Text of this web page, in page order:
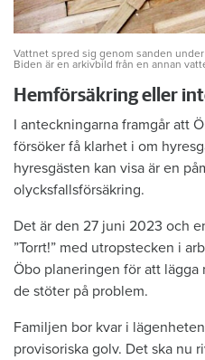
Vattnet spred sig genom sanden
Biden är en arkivbild från en annan
Hemförsäkring eller
I anteckningarna framgår att
försöker få klarhet i om
hyresgästen kan visa är en
olycksfallsförsäkring.
Det är den 27 juni 2023 och
”Torrt!” med utropstecken i
Öbo planeringen för att
de stöter på problem.
Familjen bor kvar i
provisoriska golv. Det ska nu